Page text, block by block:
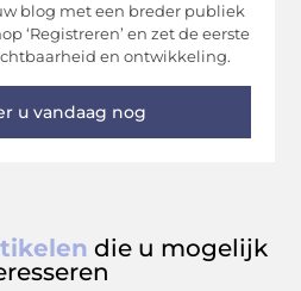
blog met een breder publiek
‘Registreren’ en zet de eerste
en ontwikkeling.
u vandaag nog
die u mogelijk